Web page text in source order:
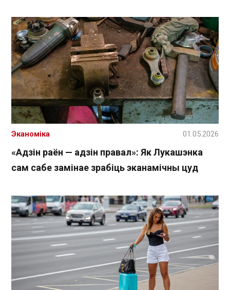
«Адзін раён — адзін правал»: Як Лукашэнка
сам сабе замінае зрабіць эканамічны цуд
Эканоміка 01.05.2026